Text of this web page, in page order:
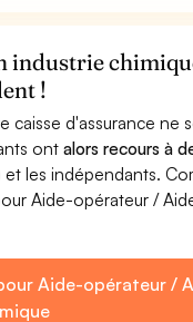
industrie
!
caisse d'assurance ne
ontalors recours à
les indépendants.
Aide-opérateur /
Aide-opérateur /